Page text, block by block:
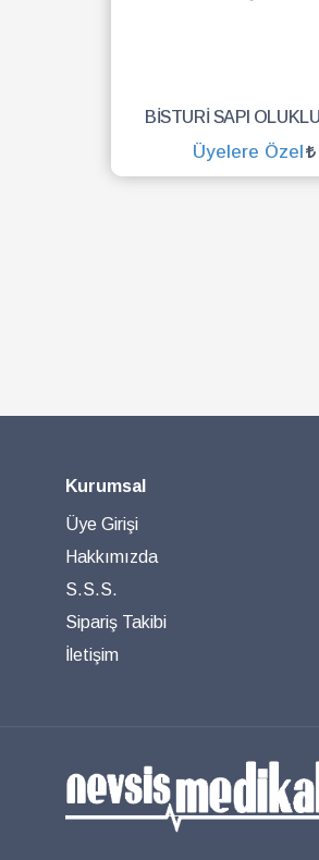
BİSTURİ SAPI
Üyelere Özel
Kurumsal
Üye Girişi
Hakkımızda
S.S.S.
Sipariş Takibi
İletişim